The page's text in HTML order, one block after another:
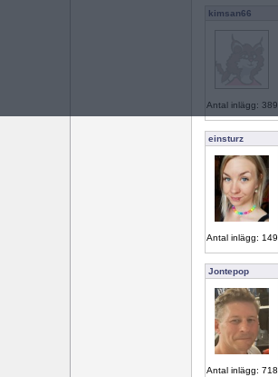
kimsan66
Antal inlägg: 389
einsturz
Antal inlägg: 149
Jontepop
Antal inlägg: 718